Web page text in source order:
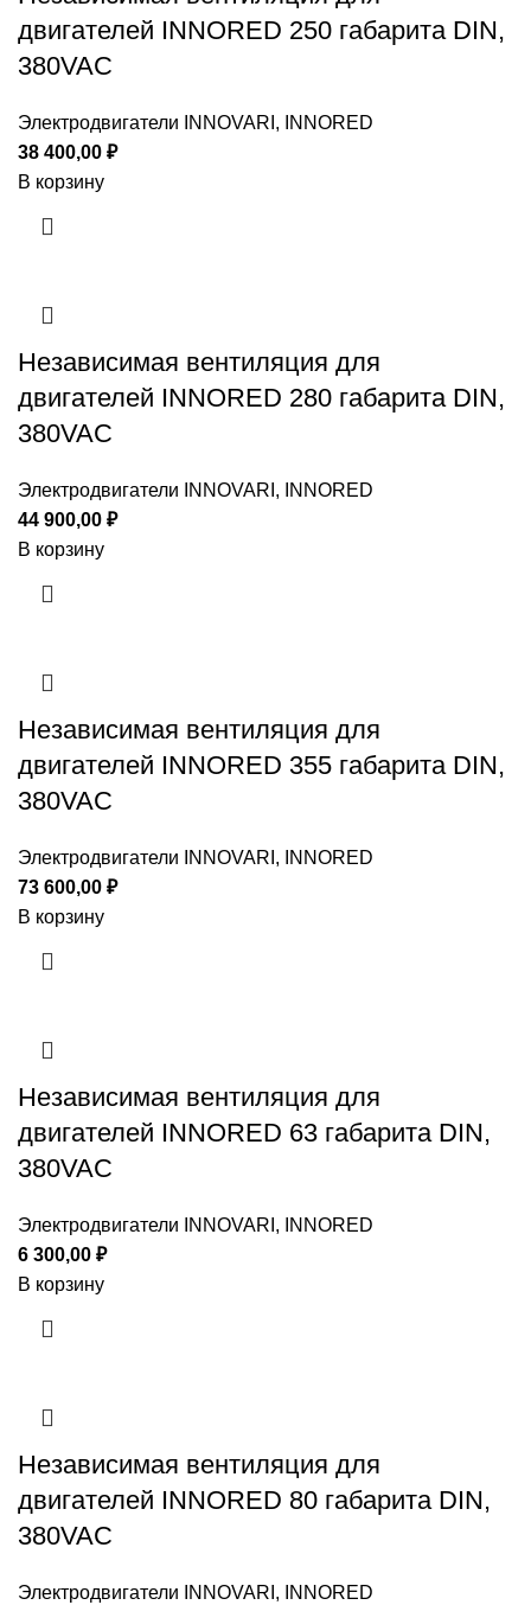
двигателей INNORED 250 габарита DIN,
380VAC
Электродвигатели INNOVARI, INNORED
38 400,00 ₽
В корзину
Независимая вентиляция для
двигателей INNORED 280 габарита DIN,
380VAC
Электродвигатели INNOVARI, INNORED
44 900,00 ₽
В корзину
Независимая вентиляция для
двигателей INNORED 355 габарита DIN,
380VAC
Электродвигатели INNOVARI, INNORED
73 600,00 ₽
В корзину
Независимая вентиляция для
двигателей INNORED 63 габарита DIN,
380VAC
Электродвигатели INNOVARI, INNORED
6 300,00 ₽
В корзину
Независимая вентиляция для
двигателей INNORED 80 габарита DIN,
380VAC
Электродвигатели INNOVARI, INNORED